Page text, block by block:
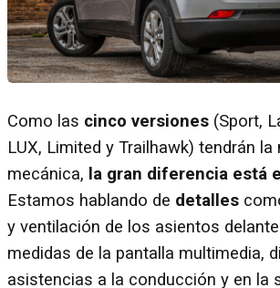
Como las cinco versiones (Sport,
LUX, Limited y Trailhawk) tendrán la
mecánica, la gran diferencia está
Estamos hablando de detalles
y ventilación de los asientos
medidas de la pantalla multimedia,
asistencias a la conducción y en la